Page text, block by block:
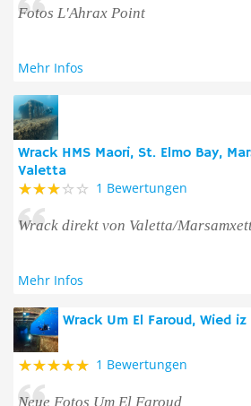
Fotos L'Ahrax Point
Mehr Infos
Wrack HMS Maori, St. Elmo Bay,
Valetta
1 Bewertungen
Wrack direkt von Valetta/
Mehr Infos
Wrack Um El Faroud, Wied
1 Bewertungen
Neue Fotos Um El Faroud